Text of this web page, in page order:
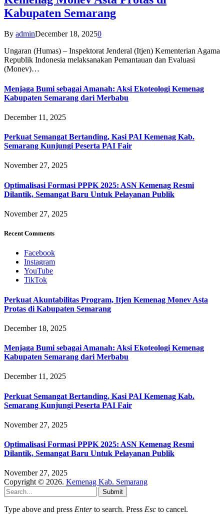
Kabupaten Semarang
By adminDecember 18, 20250
Ungaran (Humas) – Inspektorat Jenderal (Itjen) Kementerian Agama
Republik Indonesia melaksanakan Pemantauan dan Evaluasi
(Monev)…
Menjaga Bumi sebagai Amanah: Aksi Ekoteologi Kemenag
Kabupaten Semarang dari Merbabu
December 11, 2025
Perkuat Semangat Bertanding, Kasi PAI Kemenag Kab.
Semarang Kunjungi Peserta PAI Fair
November 27, 2025
Optimalisasi Formasi PPPK 2025: ASN Kemenag Resmi
Dilantik, Semangat Baru Untuk Pelayanan Publik
November 27, 2025
Recent Comments
Facebook
Instagram
YouTube
TikTok
Perkuat Akuntabilitas Program, Itjen Kemenag Monev Asta
Protas di Kabupaten Semarang
December 18, 2025
Menjaga Bumi sebagai Amanah: Aksi Ekoteologi Kemenag
Kabupaten Semarang dari Merbabu
December 11, 2025
Perkuat Semangat Bertanding, Kasi PAI Kemenag Kab.
Semarang Kunjungi Peserta PAI Fair
November 27, 2025
Optimalisasi Formasi PPPK 2025: ASN Kemenag Resmi
Dilantik, Semangat Baru Untuk Pelayanan Publik
November 27, 2025
Copyright © 2026. Kemenag Kab. Semarang
Submit
Type above and press Enterto search. Press Esc to cancel.